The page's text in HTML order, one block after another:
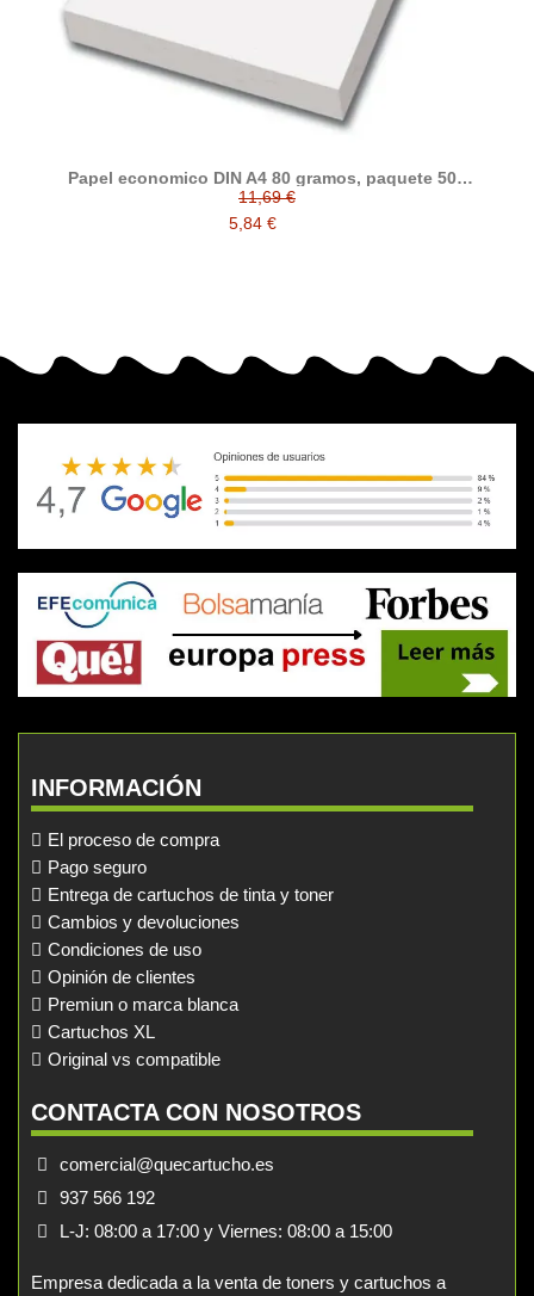
Papel economico DIN A4 80 gramos, paquete 500
folios
11,69 €
5,84 €
INFORMACIÓN
El proceso de compra
Pago seguro
Entrega de cartuchos de tinta y toner
Cambios y devoluciones
Condiciones de uso
Opinión de clientes
Premiun o marca blanca
Cartuchos XL
Original vs compatible
CONTACTA CON NOSOTROS
comercial@quecartucho.es
937 566 192
L-J: 08:00 a 17:00 y Viernes: 08:00 a 15:00
Empresa dedicada a la venta de toners y cartuchos a